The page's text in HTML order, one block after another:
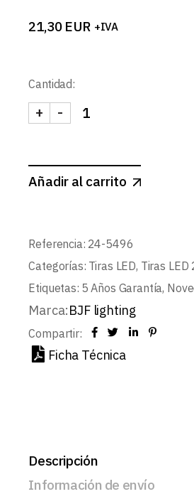
21,30 EUR +IVA
Cantidad:
TIRA 24V PRO 10W/m
-
+
Añadir al carrito
Referencia: 24-5496
Categorías: Tiras LED, Tiras LED
Etiquetas: 5 Años Garantía,
Marca:BJF lighting
Compartir:
Ficha Técnica
Descripción
Información de envío